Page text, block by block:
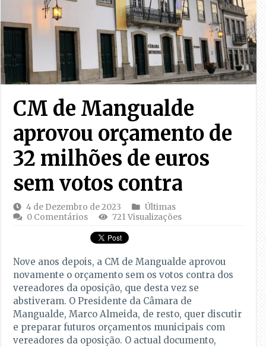
CM de Mangualde
aprovou orçamento de
32 milhões de euros
sem votos contra
4 de Dezembro de 2023
Últimas
0 Comentários
721 Visualizações
Nove anos depois, a CM de Mangualde aprovou
novamente o orçamento sem os votos contra dos
vereadores da oposição, que desta vez se
abstiveram. O Presidente da Câmara de
Mangualde, Marco Almeida, de resto, quer discutir
e preparar futuros orçamentos municipais com
vereadores da oposição. O actual documento,